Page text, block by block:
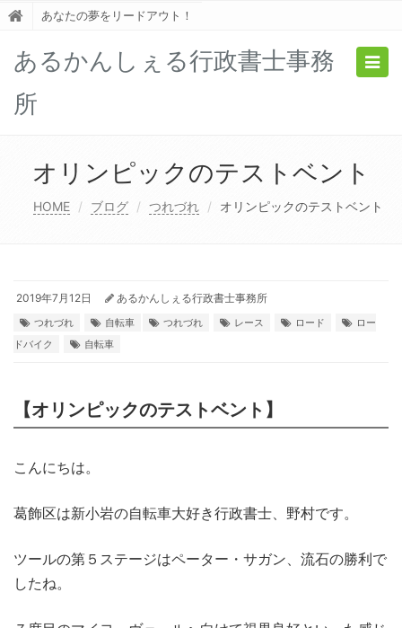
あなたの夢をリードアウト！
あるかんしぇる行政書士事務
所
オリンピックのテストベント
HOME ブログ つれづれ オリンピックのテストベント
2019年7月12日 あるかんしぇる行政書士事務所
つれづれ 自転車 つれづれ レース ロード
ロー
ドバイク
自転車
【オリンピックのテストベント】
こんにちは。
葛飾区は新小岩の自転車大好き行政書士、野村です。
ツールの第５ステージはペーター・サガン、流石の勝利で
したね。